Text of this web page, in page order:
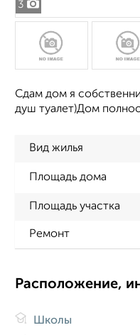
3
Сдам дом я
душ туалет)Дом
Вид жилья
Площадь дома
Площадь участка
Ремонт
Расположение,
Школы